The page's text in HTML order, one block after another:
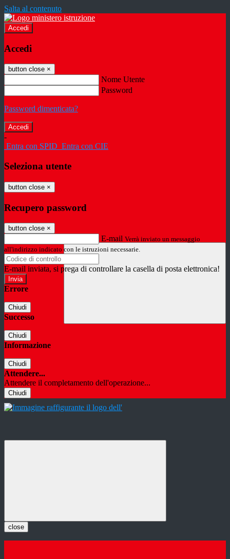
Salta al contenuto
Accedi
Accedi
button close ×
Nome Utente
Password
Password dimenticata?
-
Entra con SPID Entra con CIE
Seleziona utente
button close ×
Recupero password
button close ×
E-mail Verrà inviato un messaggio
all'indirizzo indicato con le istruzioni necessarie.
E-mail inviata, si prega di controllare la casella di posta elettronica!
Errore
Chiudi
Successo
Chiudi
Informazione
Chiudi
Attendere...
Attendere il completamento dell'operazione...
Chiudi
close